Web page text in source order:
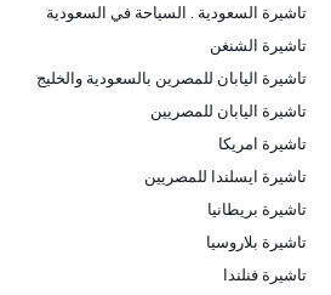
تاشيرة السعودية . السياحة في السعودية
تاشيرة الشنغن
تاشيرة اليابان للمصرين بالسعودية والخليج
تاشيرة اليابان للمصريين
تاشيرة امريكا
تاشيرة ايسلندا للمصريين
تاشيرة بريطانيا
تاشيرة بلاروسيا
تاشيرة فنلندا